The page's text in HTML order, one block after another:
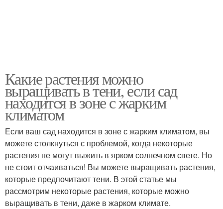
Какие растения можно
выращивать в тени, если сад
находится в зоне с жарким
климатом
Если ваш сад находится в зоне с жарким климатом, вы
можете столкнуться с проблемой, когда некоторые
растения не могут выжить в ярком солнечном свете. Но
не стоит отчаиваться! Вы можете выращивать растения,
которые предпочитают тени. В этой статье мы
рассмотрим некоторые растения, которые можно
выращивать в тени, даже в жарком климате.